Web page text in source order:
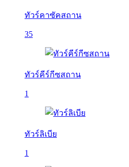
ทัวร์คาซัคสถาน
35
ทัวร์คีร์กีซสถาน
1
ทัวร์ลิเบีย
1